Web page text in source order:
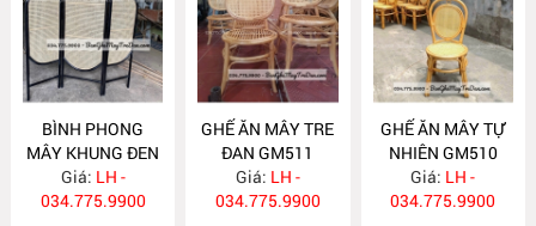
BÌNH PHONG
MÂY KHUNG ĐEN
BP17
Giá: LH -
034.775.9900
GHẾ ĂN MÂY TRE
ĐAN GM511
Giá: LH -
034.775.9900
GHẾ ĂN MÂY TỰ
NHIÊN GM510
Giá: LH -
034.775.9900